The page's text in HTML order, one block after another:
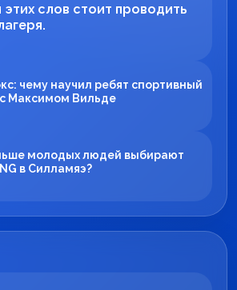
слов стоит проводить
чему научил ребят спортивный
Максимом Вильде
молодых людей выбирают
в Силламяэ?